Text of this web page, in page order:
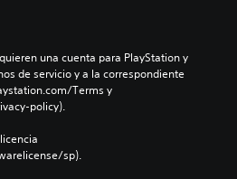
una cuenta para PlayStation y
de servicio y a la correspondiente
Terms y
policy).
sp).